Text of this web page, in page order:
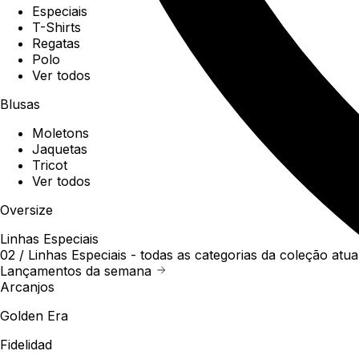
Especiais
T-Shirts
Regatas
Polo
Ver todos
Blusas
Moletons
Jaquetas
Tricot
Ver todos
Oversize
Linhas Especiais
02 / Linhas Especiais - todas as categorias da coleção
Lançamentos da semana
Arcanjos
Golden Era
Fidelidad